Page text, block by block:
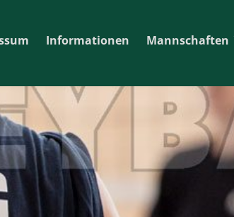
Informationen Mannschaften